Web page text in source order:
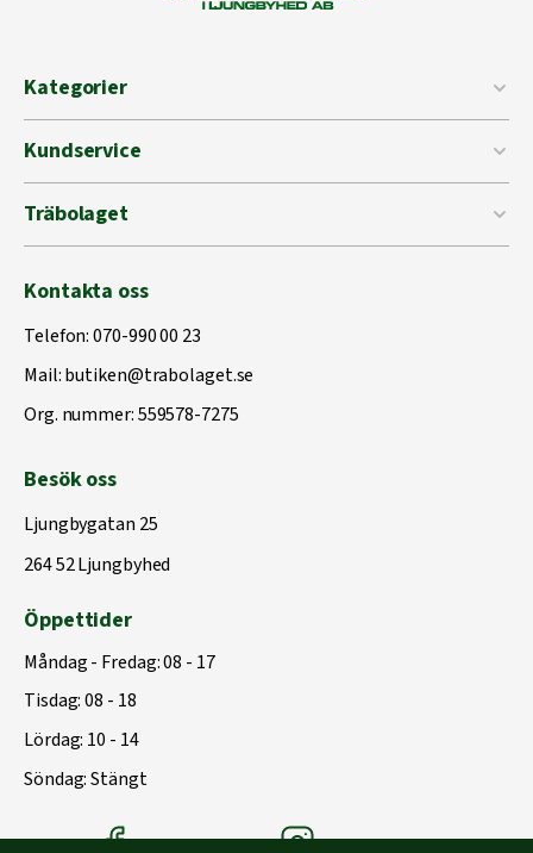
Kategorier
Kundservice
Träbolaget
Kontakta oss
Telefon:070-990 00 23
Mail:butiken@trabolaget.se
Org. nummer: 559578-7275
Besök oss
Ljungbygatan 25
264 52 Ljungbyhed
Öppettider
Måndag - Fredag: 08 - 17
Tisdag: 08 - 18
Lördag: 10 - 14
Söndag: Stängt